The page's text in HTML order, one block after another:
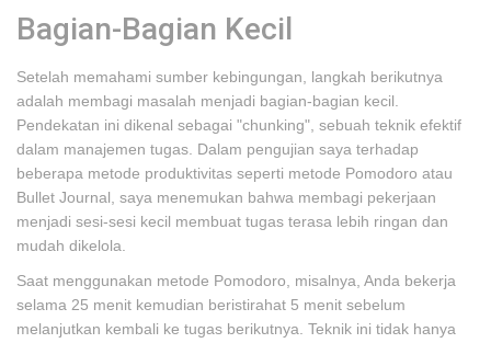
Bagian-Bagian Kecil
Setelah memahami sumber kebingungan, langkah berikutnya
adalah membagi masalah menjadi bagian-bagian kecil.
Pendekatan ini dikenal sebagai "chunking", sebuah teknik efektif
dalam manajemen tugas. Dalam pengujian saya terhadap
beberapa metode produktivitas seperti metode Pomodoro atau
Bullet Journal, saya menemukan bahwa membagi pekerjaan
menjadi sesi-sesi kecil membuat tugas terasa lebih ringan dan
mudah dikelola.
Saat menggunakan metode Pomodoro, misalnya, Anda bekerja
selama 25 menit kemudian beristirahat 5 menit sebelum
melanjutkan kembali ke tugas berikutnya. Teknik ini tidak hanya